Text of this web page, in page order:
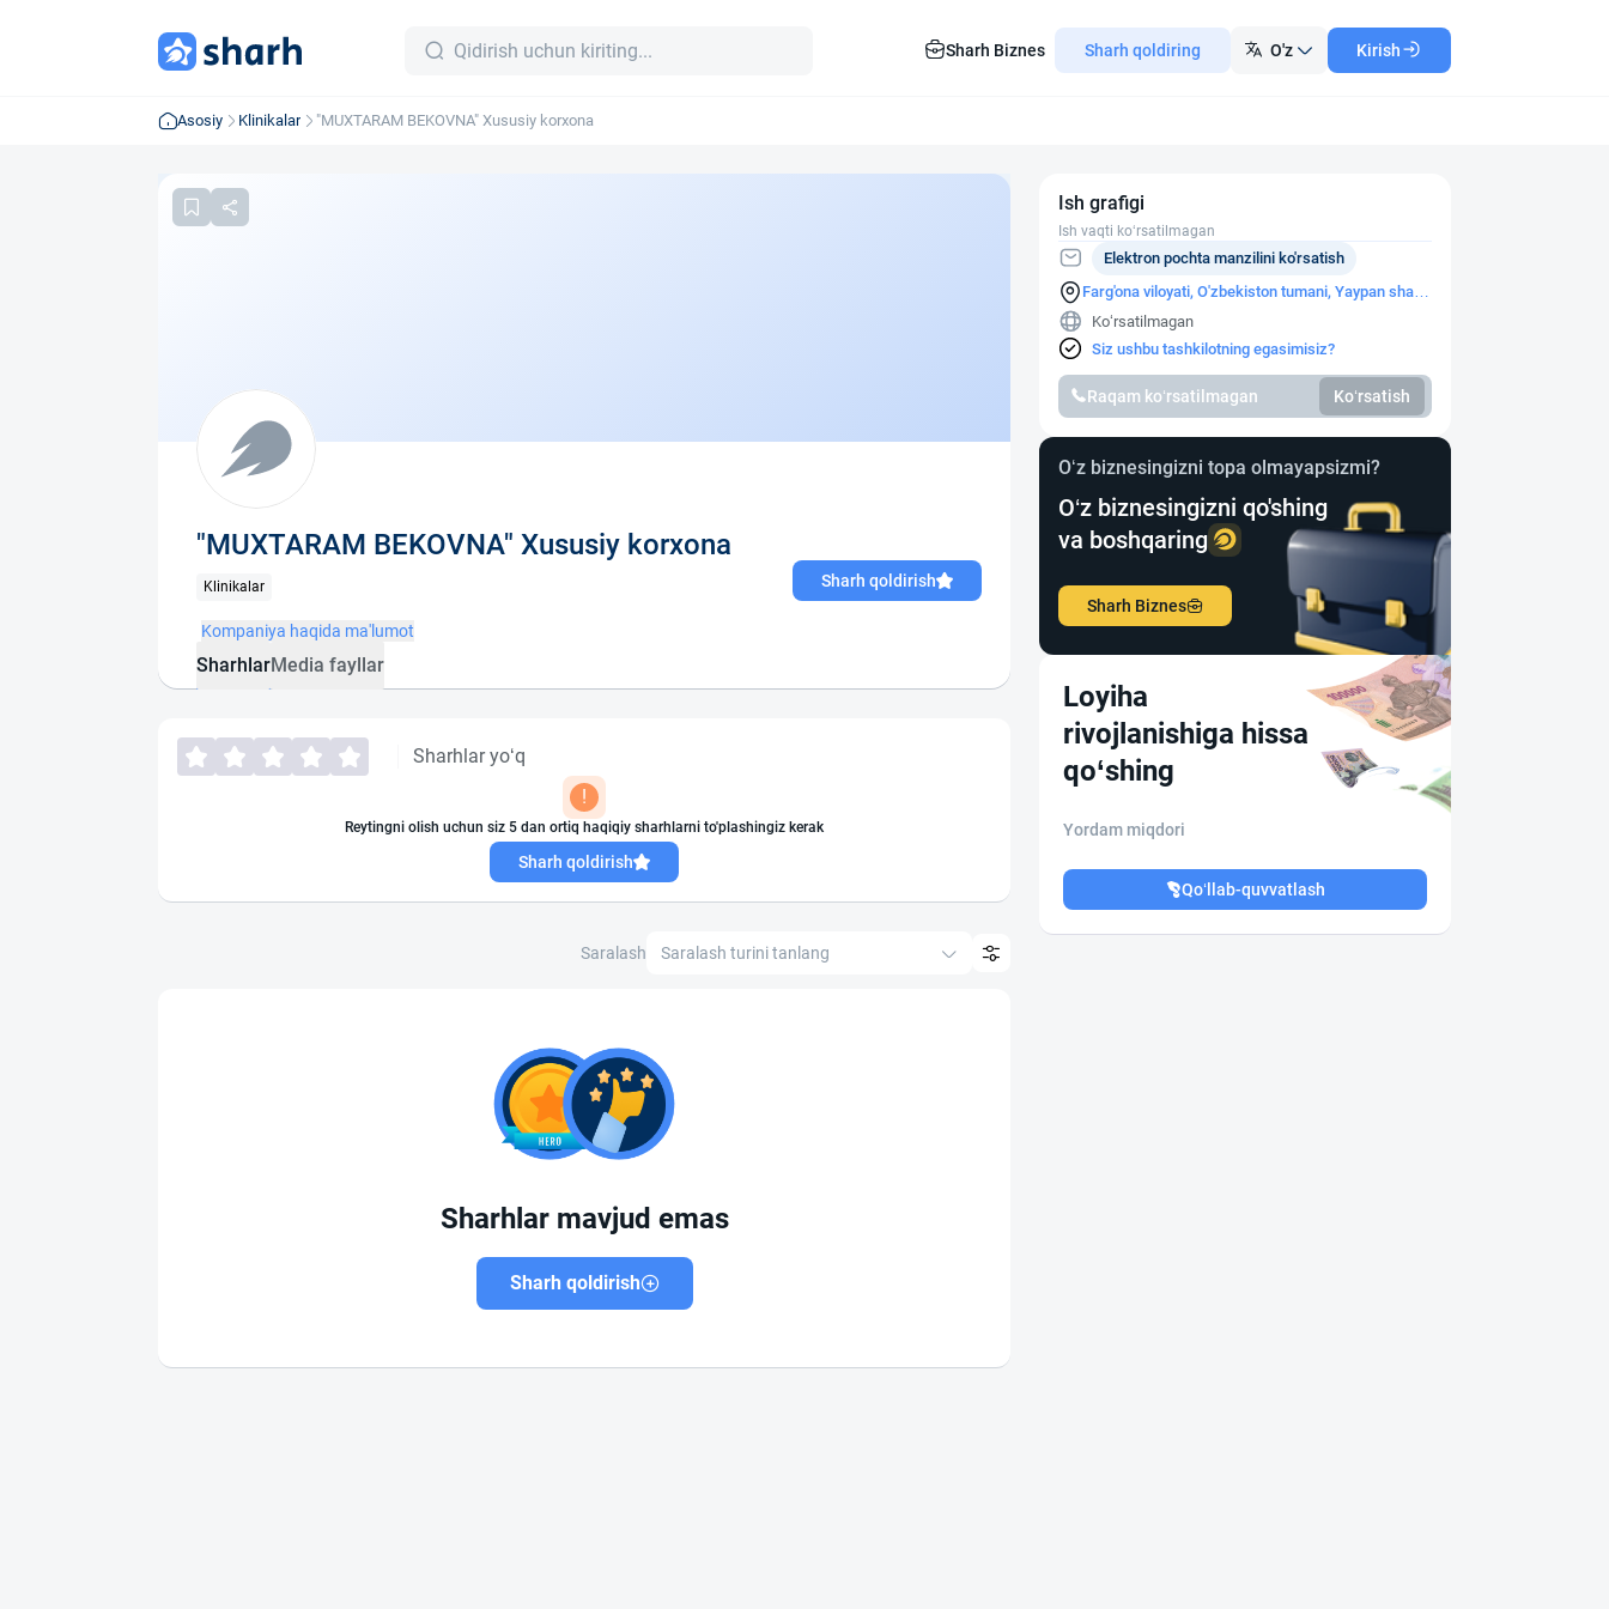
Sharh Biznes Sharh qoldiring O'z Kirish
Asosiy Klinikalar "MUXTARAM BEKOVNA" Xususiy korxona
"MUXTARAM BEKOVNA" Xususiy korxona
Klinikalar Sharh qoldirish
Kompaniya haqida ma'lumot
SharhlarMedia fayllar
Sharhlar yo‘q
!
Reytingni olish uchun siz 5 dan ortiq haqiqiy sharhlarni to'plashingiz kerak
Sharh qoldirish
Saralash Saralash turini tanlang
Sharhlar mavjud emas
Sharh qoldirish
Ish grafigi
Ish vaqti ko‘rsatilmagan
Farg'ona viloyati, O'zbekiston tumani, Yaypan shahri
Qulibek mahallasi
Elektron pochta manzilini ko'rsatish
Ko‘rsatilmagan
Siz ushbu tashkilotning egasimisiz?
Raqam ko‘rsatilmagan Ko‘rsatish
O‘z biznesingizni topa olmayapsizmi?
O‘z biznesingizni qo'shing
va boshqaring
Sharh Biznes
Loyiha
rivojlanishiga hissa
qo‘shing
Yordam miqdori
Qo‘llab-quvvatlash